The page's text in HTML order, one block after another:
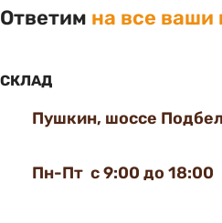
Ответим на все ваши
СКЛАД
Пушкин, шоссе
Пн-Пт с 9:00 до 18:00